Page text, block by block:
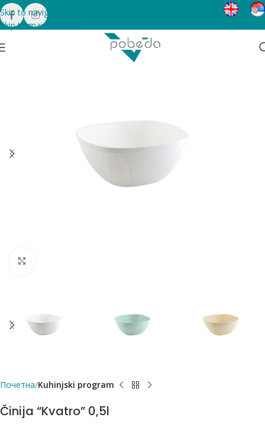
Skip to navigation
Skip to main content
Почетна Kuhinjski program
Činija “Kvatro” 0,5l